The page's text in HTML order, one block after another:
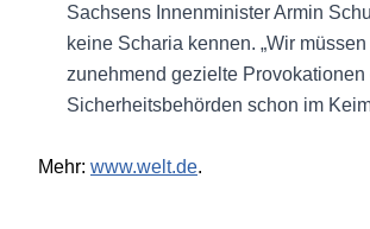
Sachsens Innenminister Armin
keine Scharia kennen. „Wir
zunehmend gezielte
Sicherheitsbehörden schon im
Mehr: www.welt.de.